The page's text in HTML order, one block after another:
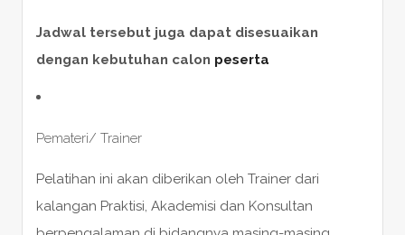
Jadwal tersebut juga dapat disesuaikan
dengan kebutuhan calon peserta
Pemateri/ Trainer
Pelatihan ini akan diberikan oleh Trainer dari
kalangan Praktisi, Akademisi dan Konsultan